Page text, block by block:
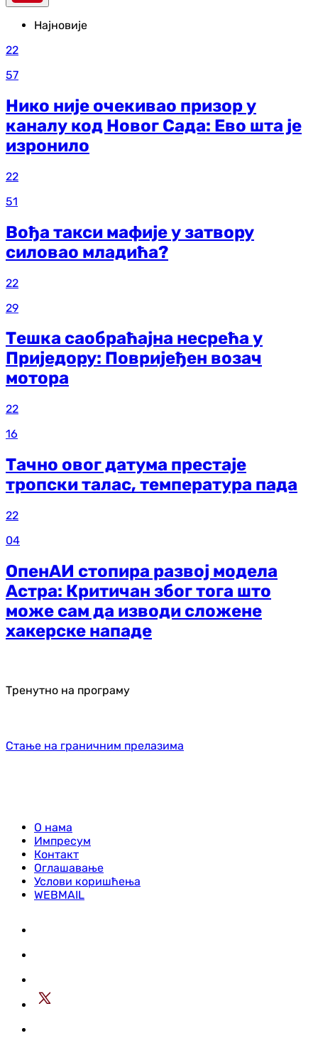
Најновије
22
57
Нико није очекивао призор у
каналу код Новог Сада: Ево шта је
изронило
22
51
Вођа такси мафије у затвору
силовао младића?
22
29
Тешка саобраћајна несрећа у
Приједору: Повријеђен возач
мотора
22
16
Тачно овог датума престаје
тропски талас, температура пада
22
04
ОпенАИ стопира развој модела
Астра: Критичан због тога што
може сам да изводи сложене
хакерске нападе
Тренутно на програму
Стање на граничним прелазима
О нама
Импресум
Контакт
Оглашавање
Услови коришћења
WEBMAIL